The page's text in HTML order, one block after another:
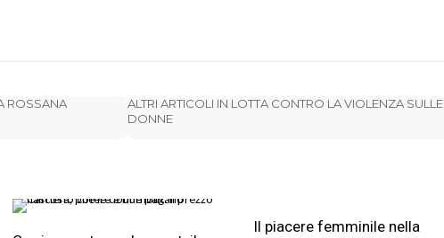
ROSSANA
ALTRI ARTICOLI IN LOTTA CONTRO LA VIOLENZA SULLE
DONNE
Il piacere femminile nella